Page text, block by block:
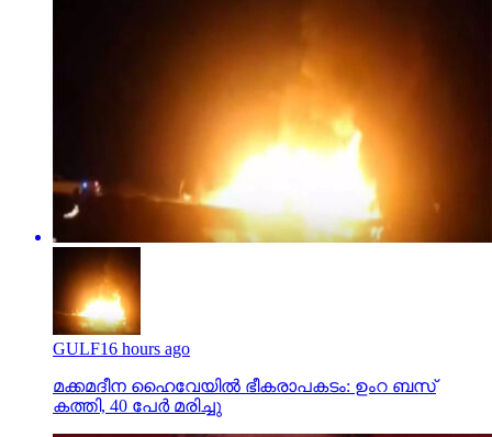
GULF16 hours ago
മക്കമദീന ഹൈവേയില്‍ ഭീകരാപകടം: ഉംറ ബസ്
കത്തി, 40 പേര്‍ മരിച്ചു